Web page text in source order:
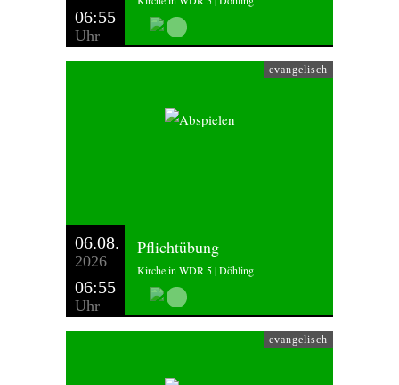
06:55
Uhr
evangelisch
06.08.
2026
06:55
Uhr
Pflichtübung
Kirche in WDR 5 | Döhling
evangelisch